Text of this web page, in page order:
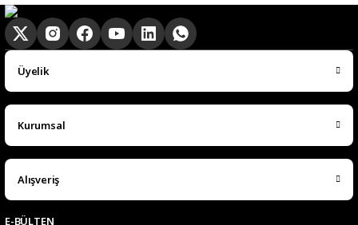
Üyelik
Kurumsal
Alışveriş
E-BÜLTEN